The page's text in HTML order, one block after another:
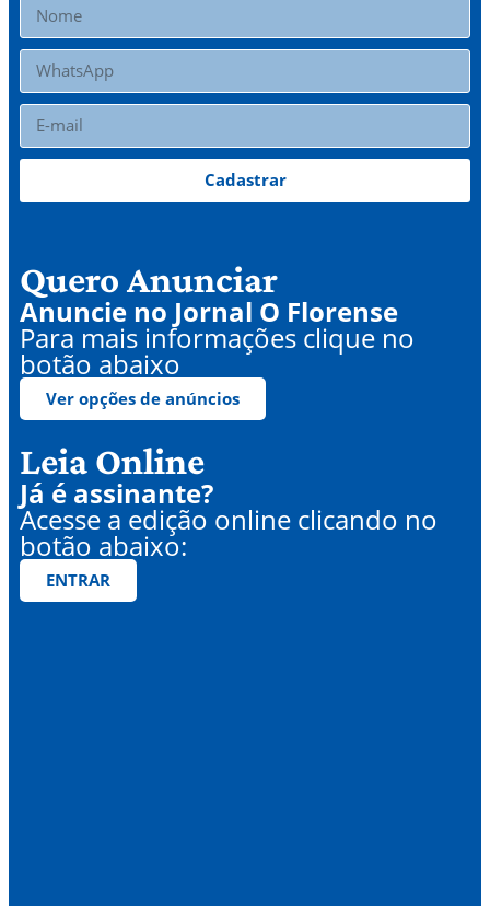
Cadastrar
Quero Anunciar
Anuncie no Jornal O Florense
Para mais informações clique no
botão abaixo
Ver opções de anúncios
Leia Online
Já é assinante?
Acesse a edição online clicando no
botão abaixo:
ENTRAR